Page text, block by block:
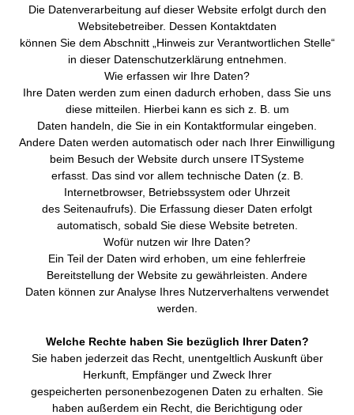
Die Datenverarbeitung auf dieser Website erfolgt durch den
Websitebetreiber. Dessen Kontaktdaten
können Sie dem Abschnitt „Hinweis zur Verantwortlichen Stelle“
in dieser Datenschutzerklärung entnehmen.
Wie erfassen wir Ihre Daten?
Ihre Daten werden zum einen dadurch erhoben, dass Sie uns
diese mitteilen. Hierbei kann es sich z. B. um
Daten handeln, die Sie in ein Kontaktformular eingeben.
Andere Daten werden automatisch oder nach Ihrer Einwilligung
beim Besuch der Website durch unsere ITSysteme
erfasst. Das sind vor allem technische Daten (z. B.
Internetbrowser, Betriebssystem oder Uhrzeit
des Seitenaufrufs). Die Erfassung dieser Daten erfolgt
automatisch, sobald Sie diese Website betreten.
Wofür nutzen wir Ihre Daten?
Ein Teil der Daten wird erhoben, um eine fehlerfreie
Bereitstellung der Website zu gewährleisten. Andere
Daten können zur Analyse Ihres Nutzerverhaltens verwendet
werden.
Welche Rechte haben Sie bezüglich Ihrer Daten?
Sie haben jederzeit das Recht, unentgeltlich Auskunft über
Herkunft, Empfänger und Zweck Ihrer
gespeicherten personenbezogenen Daten zu erhalten. Sie
haben außerdem ein Recht, die Berichtigung oder